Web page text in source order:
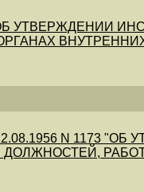
"ОБ УТВЕРЖДЕНИИ
N 1173